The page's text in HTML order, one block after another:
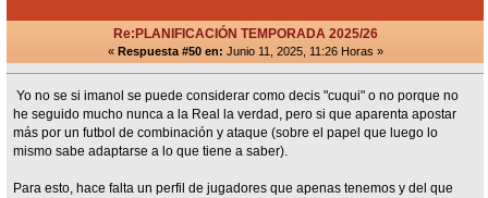
Re:PLANIFICACIÓN TEMPORADA 2025/26
« Respuesta #50 en: Junio 11, 2025, 11:26 Horas »
Yo no se si imanol se puede considerar como decis "cuqui" o no porque no
he seguido mucho nunca a la Real la verdad, pero si que aparenta apostar
más por un futbol de combinación y ataque (sobre el papel que luego lo
mismo sabe adaptarse a lo que tiene a saber).
Para esto, hace falta un perfil de jugadores que apenas tenemos y del que